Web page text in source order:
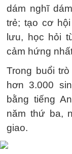
dám nghĩ
trẻ; tạo cơ
lưu, học hỏi
cảm hứng
Trong buổi
hơn 3.000
bằng tiếng
năm thứ ba,
giao.